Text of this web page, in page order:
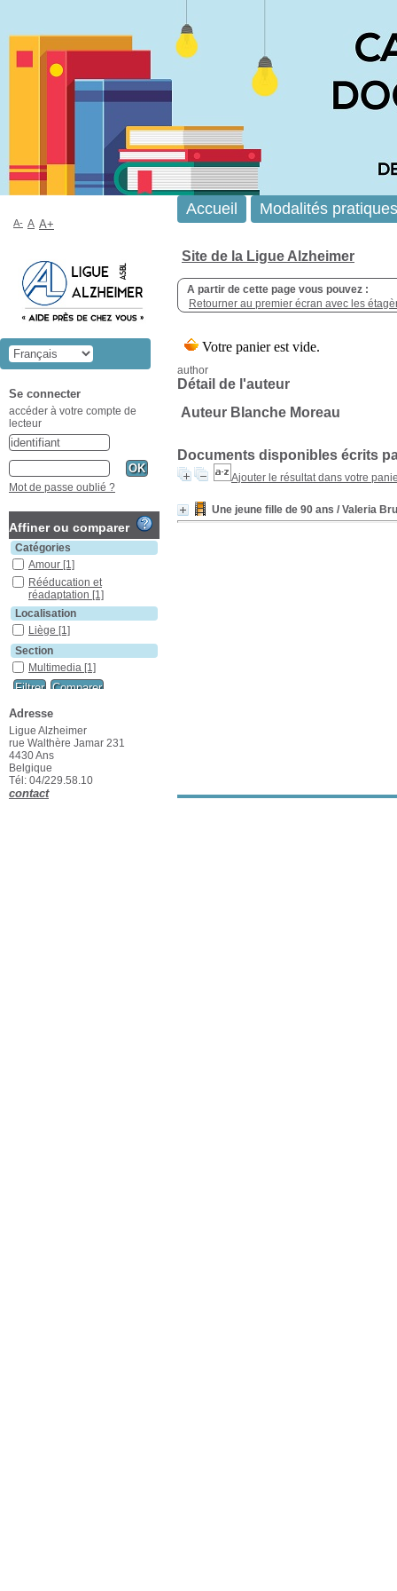
Site de la Ligue Alzheimer
A partir de cette page vous pouvez :
Retourner au premier écran avec les
author
Détail de l'auteur
Auteur Blanche Moreau
Documents disponibles écrits
Ajouter le résultat dans votre
Une jeune fille de 90 ans / Valeria
Accueil Modalités pratiques
A- A A+
Se connecter
accéder à votre compte de
lecteur
Mot de passe oublié ?
Affiner ou comparer
Catégories
Amour [1]
Rééducation et
réadaptation [1]
Localisation
Liège [1]
Section
Multimedia [1]
Adresse
Ligue Alzheimer
rue Walthère Jamar 231
4430 Ans
Belgique
Tél: 04/229.58.10
contact